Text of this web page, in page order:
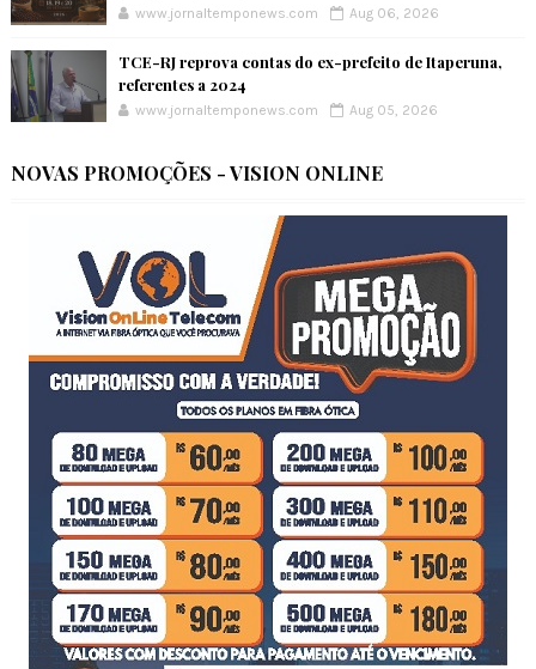
www.jornaltemponews.com Aug 06, 2026
TCE-RJ reprova contas do ex-prefeito de Itaperuna,
referentes a 2024
www.jornaltemponews.com Aug 05, 2026
NOVAS PROMOÇÕES - VISION ONLINE